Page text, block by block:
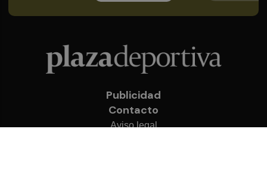
Publicidad
Contacto
Aviso legal